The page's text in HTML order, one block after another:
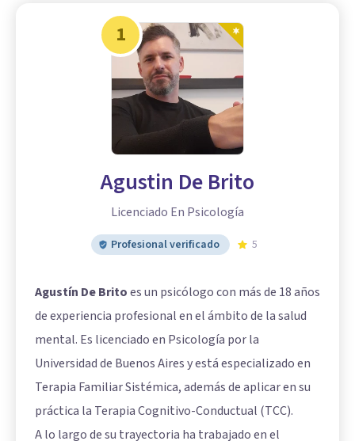
1
Agustin De Brito
Licenciado En Psicología
Profesional verificado 5
Agustín De Britoes un psicólogo con más de 18 años
de experiencia profesional en el ámbito de la salud
mental. Es licenciado en Psicología por la
Universidad de Buenos Aires y está especializado en
Terapia Familiar Sistémica, además de aplicar en su
práctica la Terapia Cognitivo-Conductual (TCC).
A lo largo de su trayectoria ha trabajado en el